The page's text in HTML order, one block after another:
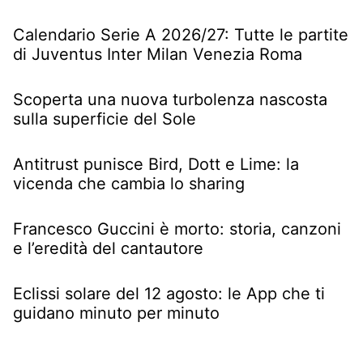
Calendario Serie A 2026/27: Tutte le partite
di Juventus Inter Milan Venezia Roma
Scoperta una nuova turbolenza nascosta
sulla superficie del Sole
Antitrust punisce Bird, Dott e Lime: la
vicenda che cambia lo sharing
Francesco Guccini è morto: storia, canzoni
e l’eredità del cantautore
Eclissi solare del 12 agosto: le App che ti
guidano minuto per minuto